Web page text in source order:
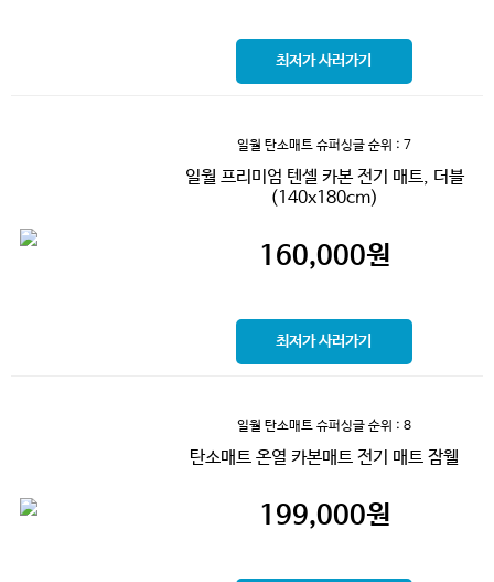
최저가 사러가기
일월 탄소매트 슈퍼싱글 순위 : 7
일월 프리미엄 텐셀 카본 전기 매트, 더블
(140x180cm)
160,000원
최저가 사러가기
일월 탄소매트 슈퍼싱글 순위 : 8
탄소매트 온열 카본매트 전기 매트 잠웰
199,000원